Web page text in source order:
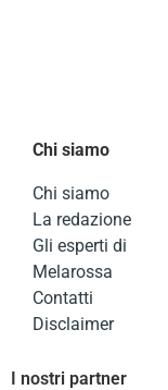
Chi siamo
Chi siamo
La redazione
Gli esperti di
Melarossa
Contatti
Disclaimer
I nostri partner